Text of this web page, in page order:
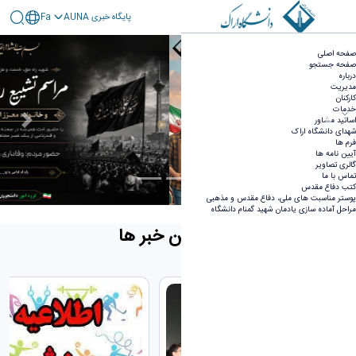
صفحه اصلی
صفحه جستجو
درباره
مدیریت
کارکنان
خدمات
اساتید مشاور
شهدای دانشگاه اراک
فرم ها
آیین نامه ها
گالری تصاویر
تماس با ما
کتب دفاع مقدس
پوستر مناسبت های ملی، دفاع مقدس و مذهبی
مراحل آماده سازی یادمان شهید گمنام دانشگاه
پايگاه خبری AUNA Fa
صفحه اصلی - گروه امور شاهد و ایثارگر
Focus first slide
Focus second slide
Focus third slide
Previous
Next
جدیدترین خبر ها